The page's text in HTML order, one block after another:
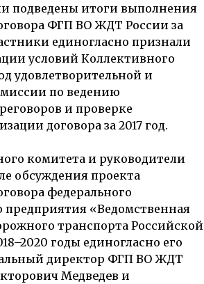
подведены итоги выполнения
ФГП ВО ЖДТ России за
единогласно признали
условий Коллективного
удовлетворительной и
по ведению
и проверке
договора за 2017 год.
комитета и руководители
обсуждения проекта
федерального
предприятия «Ведомственная
транспорта Российской
годы единогласно его
директор ФГП ВО ЖДТ
Медведев и